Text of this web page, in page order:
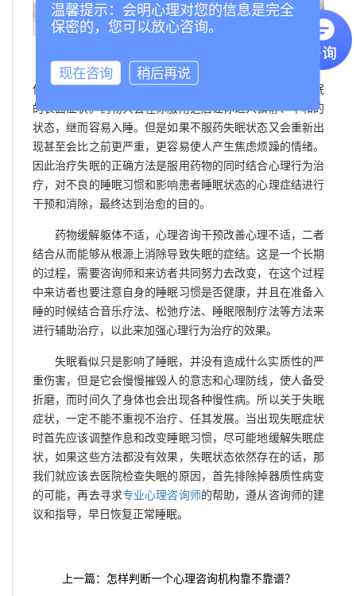
其实答案是肯定的，药物当然会有它本身助眠的效果，
但是它并不能处理产生失眠的根本原因，而只是改善了失眠
的表面症状。药物只会在你服用之后让你进入镇静、平和的
状态，继而容易入睡。但是如果不服药失眠状态又会重新出
现甚至会比之前更严重，更容易使人产生焦虑烦躁的情绪。
因此治疗失眠的正确方法是服用药物的同时结合心理行为治
疗，对不良的睡眠习惯和影响患者睡眠状态的心理症结进行
干预和消除，最终达到治愈的目的。
药物缓解躯体不适，心理咨询干预改善心理不适，二者
结合从而能够从根源上消除导致失眠的症结。这是一个长期
的过程，需要咨询师和来访者共同努力去改变，在这个过程
中来访者也要注意自身的睡眠习惯是否健康，并且在准备入
睡的时候结合音乐疗法、松弛疗法、睡眠限制疗法等方法来
进行辅助治疗，以此来加强心理行为治疗的效果。
失眠看似只是影响了睡眠，并没有造成什么实质性的严
重伤害，但是它会慢慢摧毁人的意志和心理防线，使人备受
折磨，而时间久了身体也会出现各种慢性病。所以关于失眠
症状，一定不能不重视不治疗、任其发展。当出现失眠症状
时首先应该调整作息和改变睡眠习惯，尽可能地缓解失眠症
状，如果这些方法都没有效果，失眠状态依然存在的话，那
我们就应该去医院检查失眠的原因，首先排除掉器质性病变
的可能，再去寻求专业心理咨询师的帮助，遵从咨询师的建
议和指导，早日恢复正常睡眠。
上一篇：怎样判断一个心理咨询机构靠不靠谱？
温馨提示：会明心理对您的信息是完全
保密的，您可以放心咨询。
现在咨询 稍后再说